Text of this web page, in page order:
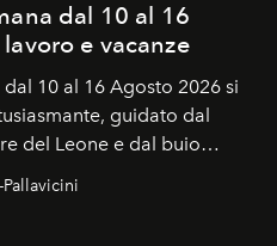
dal 10 al 16
e vacanze
10 al 16 Agosto 2026 si
guidato dal
del Leone e dal buio
in Leone del 12 agosto,